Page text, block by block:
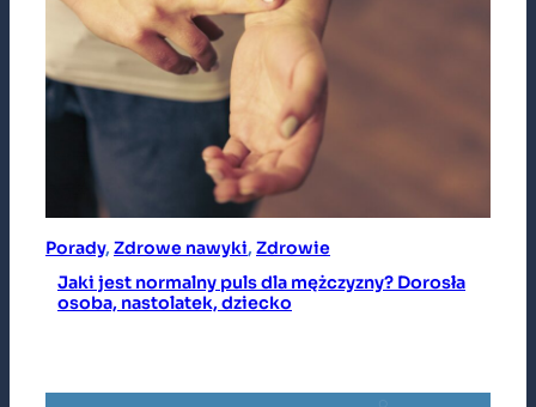
Porady, Zdrowe nawyki, Zdrowie
Jaki jest normalny puls dla mężczyzny? Dorosła
osoba, nastolatek, dziecko